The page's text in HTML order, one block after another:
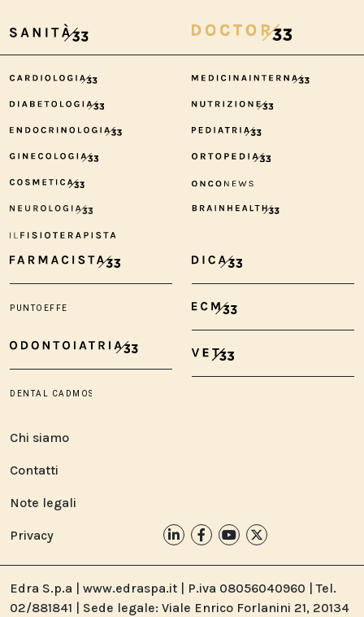
Chi siamo
Contatti
Note legali
Privacy
Edra S.p.a | www.edraspa.it | P.iva 08056040960 | Tel.
02/881841 | Sede legale: Viale Enrico Forlanini 21, 20134